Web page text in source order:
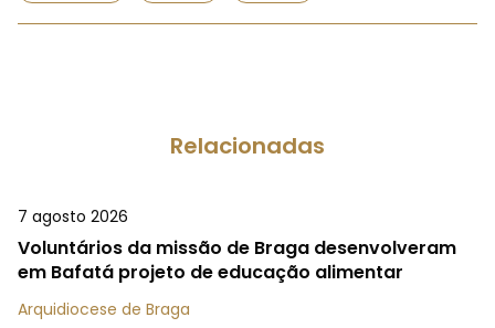
Relacionadas
7 agosto 2026
Voluntários da missão de Braga desenvolveram
em Bafatá projeto de educação alimentar
Arquidiocese de Braga